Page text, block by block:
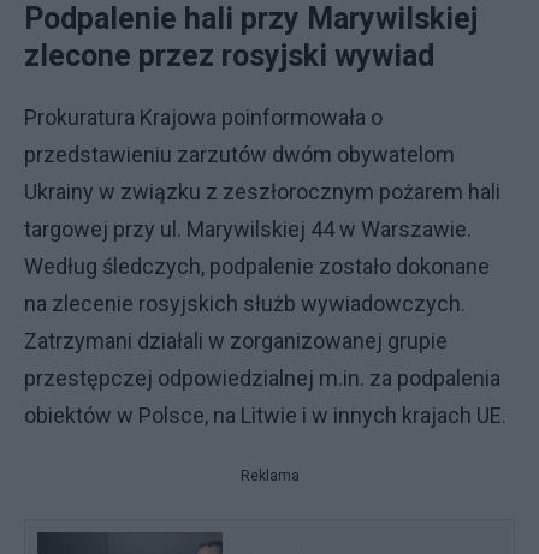
Podpalenie hali przy Marywilskiej
zlecone przez rosyjski wywiad
Prokuratura Krajowa poinformowała o
przedstawieniu zarzutów dwóm obywatelom
Ukrainy w związku z zeszłorocznym pożarem hali
targowej przy ul. Marywilskiej 44 w Warszawie.
Według śledczych, podpalenie zostało dokonane
na zlecenie rosyjskich służb wywiadowczych.
Zatrzymani działali w zorganizowanej grupie
przestępczej odpowiedzialnej m.in. za podpalenia
obiektów w Polsce, na Litwie i w innych krajach UE.
Reklama